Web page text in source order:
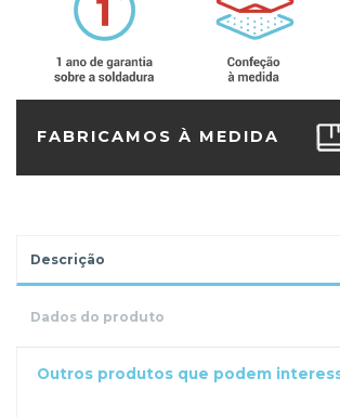
FABRICAMOS À MEDIDA
Descrição
Dados do produto
Outros produtos que podem